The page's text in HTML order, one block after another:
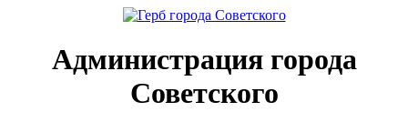
Администрация города
Советского